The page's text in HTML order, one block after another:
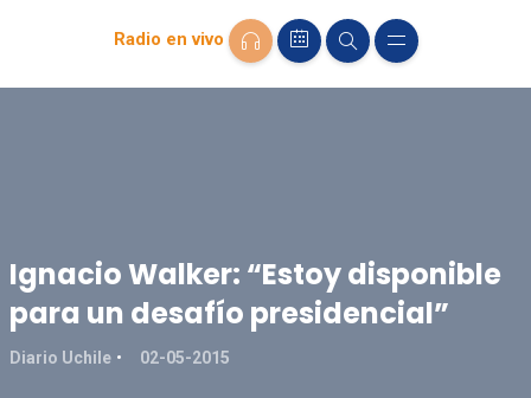
Radio en vivo
Ignacio Walker: “Estoy disponible
para un desafío presidencial”
Diario Uchile 02-05-2015